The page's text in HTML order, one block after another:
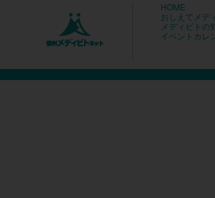
HOME
おしえてメデ
メディビトの
イベントカレ